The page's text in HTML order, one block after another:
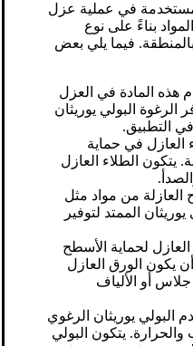
في عملية عزل
بناءً على نوع
فيما يلي بعض
هذه المادة في العزل
الرغوة البولي يوريثان
التطبيق.
العازل في حماية
يتكون الطلاء العازل
العازلة من مواد مثل
الممتد لتوفير
لحماية الأسطح
يكون الورق العازل
أو الألياف
البولي يوريثان الرغوي
يتكون البولي